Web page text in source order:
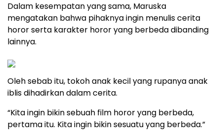
Dalam kesempatan yang sama, Maruska
mengatakan bahwa pihaknya ingin menulis cerita
horor serta karakter horor yang berbeda dibanding
lainnya.
Oleh sebab itu, tokoh anak kecil yang rupanya anak
iblis dihadirkan dalam cerita.
“Kita ingin bikin sebuah film horor yang berbeda,
pertama itu. Kita ingin bikin sesuatu yang berbeda.”